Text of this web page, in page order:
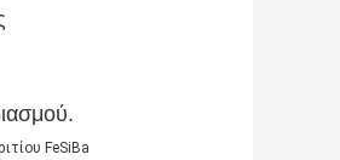
FeSiBa